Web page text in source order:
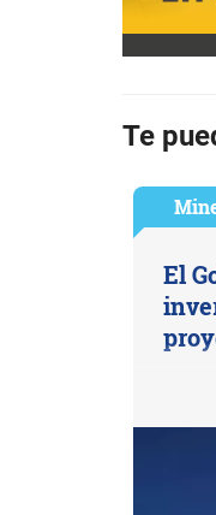
Te
El